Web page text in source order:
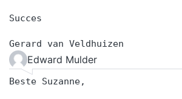
Succes
Gerard van Veldhuizen
Edward Mulder
Beste Suzanne,